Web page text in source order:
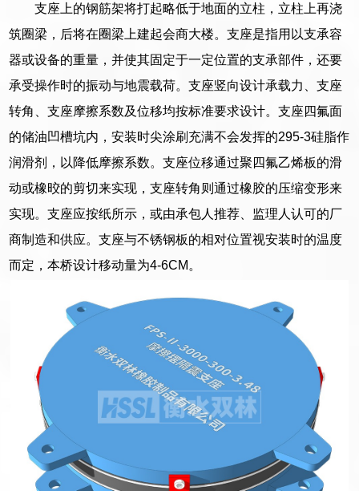
支座上的钢筋架将打起略低于地面的立柱，立柱上再浇
筑圈梁，后将在圈梁上建起会商大楼。支座是指用以支承容
器或设备的重量，并使其固定于一定位置的支承部件，还要
承受操作时的振动与地震载荷。支座竖向设计承载力、支座
转角、支座摩擦系数及位移均按标准要求设计。支座四氟面
的储油凹槽坑内，安装时尖涂刷充满不会发挥的295-3硅脂作
润滑剂，以降低摩擦系数。支座位移通过聚四氟乙烯板的滑
动或橡晈的剪切来实现，支座转角则通过橡胶的压缩变形来
实现。支座应按纸所示，或由承包人推荐、监理人认可的厂
商制造和供应。支座与不锈钢板的相对位置视安装时的温度
而定，本桥设计移动量为4-6CM。